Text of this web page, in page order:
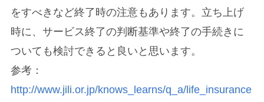
をすべきなど終了時の注意もあります。立ち上げ
時に、サービス終了の判断基準や終了の手続きに
ついても検討できると良いと思います。
参考：
http://www.jili.or.jp/knows_learns/q_a/life_insurance